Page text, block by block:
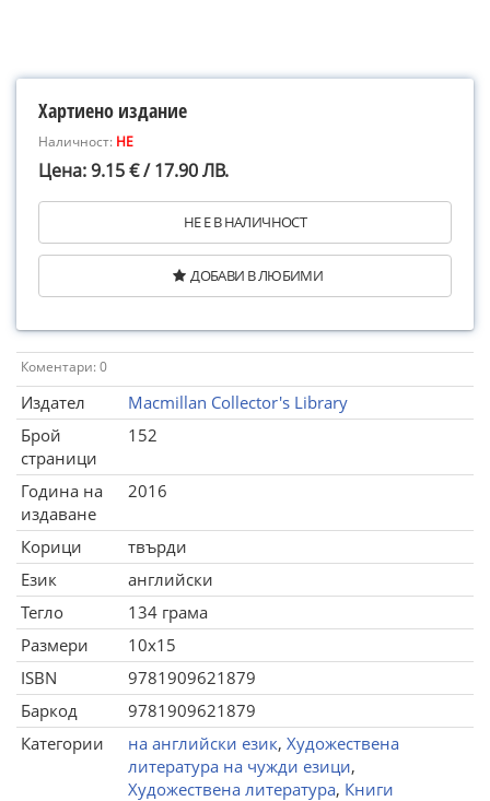
Хартиено издание
Наличност: НЕ
Цена: 9.15 € / 17.90 ЛВ.
НЕ Е В НАЛИЧНОСТ
ДОБАВИ В ЛЮБИМИ
Коментари: 0
Издател
Macmillan Collector's Library
Брой
страници
152
Година на
издаване
2016
Корици
твърди
Език
английски
Тегло
134 грама
Размери
10x15
ISBN
9781909621879
Баркод
9781909621879
Категории
на английски език, Художествена
литература на чужди езици,
Художествена литература, Книги